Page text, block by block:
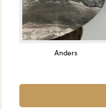
Anders